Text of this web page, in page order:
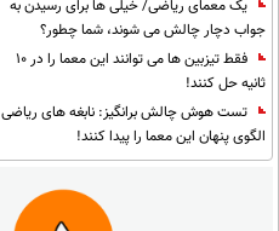
یک معمای ریاضی/ خیلی ها برای رسیدن به
جواب دچار چالش می شوند، شما چطور؟
فقط تیزبین ها می توانند این معما را در 10
ثانیه حل کنند!
تست هوش چالش برانگیز: نابغه های ریاضی
الگوی پنهان این معما را پیدا کنند!